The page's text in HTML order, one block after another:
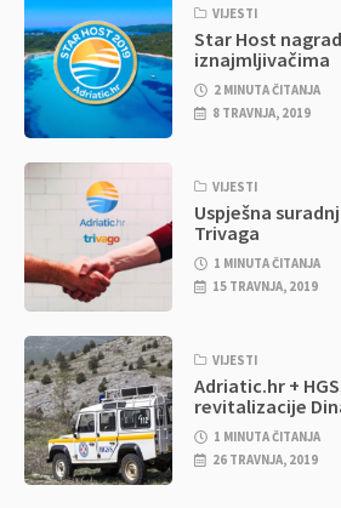
VIJESTI
Star Host
iznajmljivačima
2 MINUTA ČITANJA
8 TRAVNJA, 2019
VIJESTI
Uspješna
Trivaga
1 MINUTA ČITANJA
15 TRAVNJA, 2019
VIJESTI
Adriatic.hr +
revitalizacije
1 MINUTA ČITANJA
26 TRAVNJA, 2019